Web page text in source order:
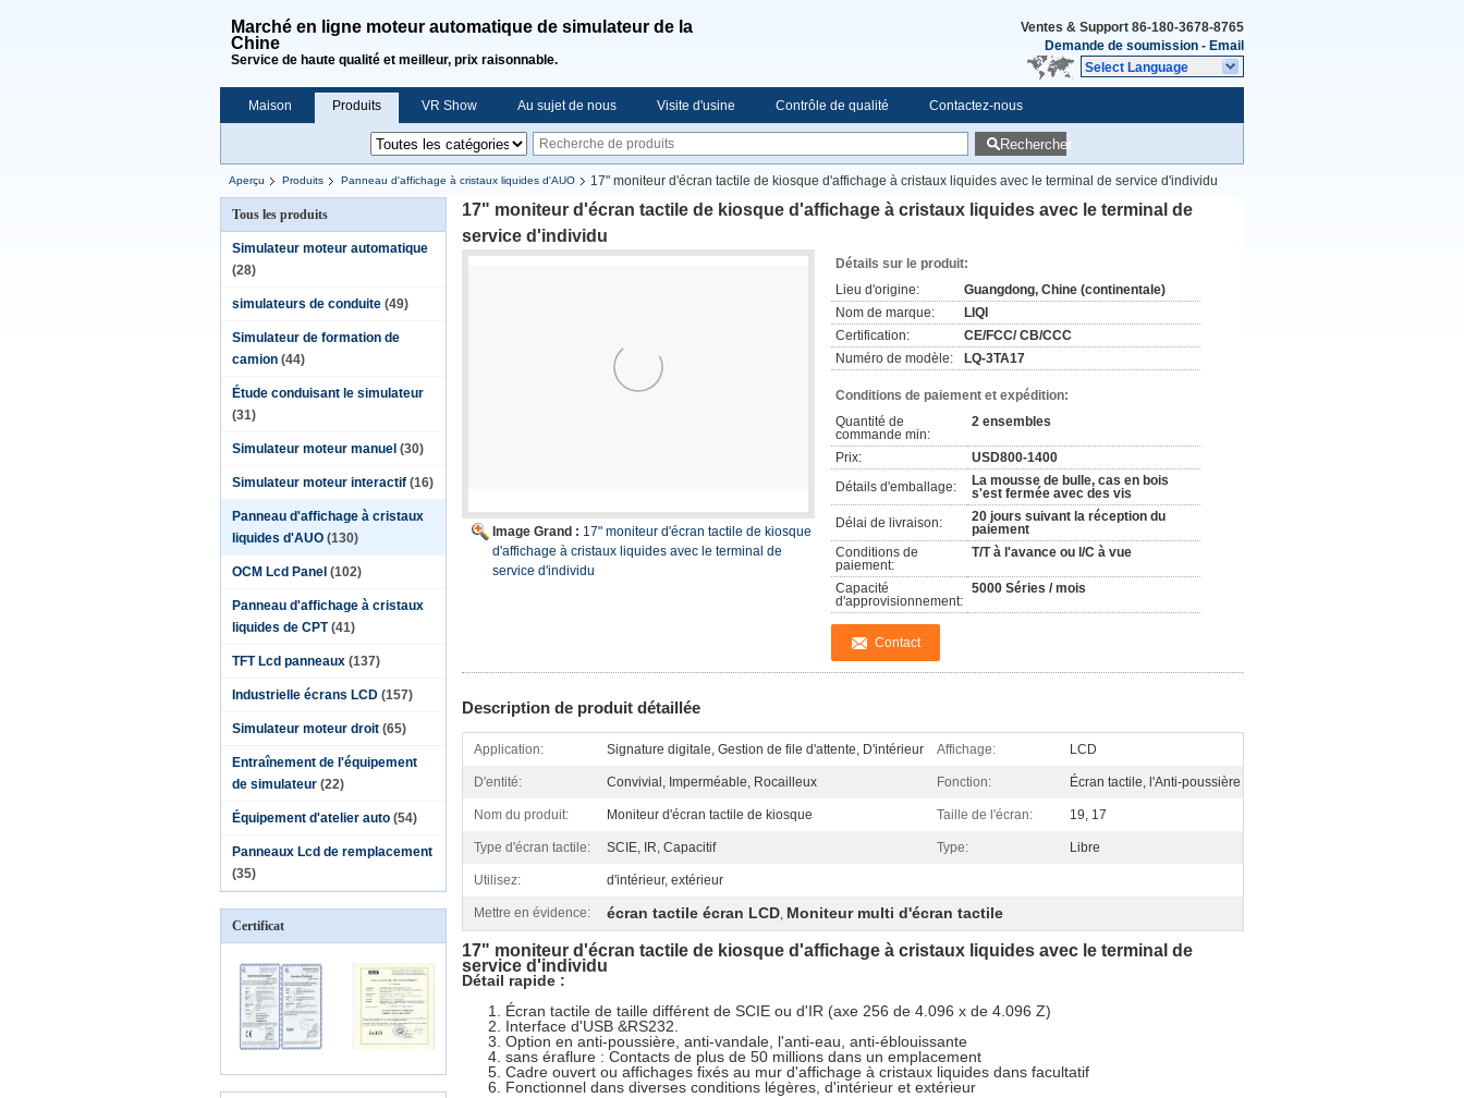
Marché en ligne moteur automatique de simulateur de la
Chine
Service de haute qualité et meilleur, prix raisonnable.
Ventes & Support 86-180-3678-8765
Demande de soumission - Email
Select Language
Maison Produits VR Show Au sujet de nous Visite d'usine Contrôle de qualité Contactez-nous
Demande de soumission Rechercher
Aperçu Produits Panneau d'affichage à cristaux liquides d'AUO 17" moniteur d'écran tactile de kiosque d'affichage à cristaux liquides avec le terminal de service d'individu
Tous les produits
Simulateur moteur automatique
(28)
simulateurs de conduite (49)
Simulateur de formation de
camion (44)
Étude conduisant le simulateur
(31)
Simulateur moteur manuel (30)
Simulateur moteur interactif (16)
Panneau d'affichage à cristaux
liquides d'AUO (130)
OCM Lcd Panel (102)
Panneau d'affichage à cristaux
liquides de CPT (41)
TFT Lcd panneaux (137)
Industrielle écrans LCD (157)
Simulateur moteur droit (65)
Entraînement de l'équipement
de simulateur (22)
Équipement d'atelier auto (54)
Panneaux Lcd de remplacement
(35)
Certificat
17" moniteur d'écran tactile de kiosque d'affichage à cristaux liquides avec le terminal de
service d'individu
Image Grand : 17" moniteur d'écran tactile de kiosque
d'affichage à cristaux liquides avec le terminal de
service d'individu
Détails sur le produit:
Lieu d'origine:
Guangdong, Chine (continentale)
Nom de marque:
LIQI
Certification:
CE/FCC/ CB/CCC
Numéro de modèle:
LQ-3TA17
Conditions de paiement et expédition:
Quantité de
commande min:
2 ensembles
Prix:
USD800-1400
Détails d'emballage:
La mousse de bulle, cas en bois
s'est fermée avec des vis
Délai de livraison:
20 jours suivant la réception du
paiement
Conditions de
paiement:
T/T à l'avance ou l/C à vue
Capacité
d'approvisionnement:
5000 Séries / mois
Contact
Description de produit détaillée
Application: Signature digitale, Gestion de file d'attente, D'intérieur Affichage: LCD
D'entité: Convivial, Imperméable, Rocailleux Fonction: Écran tactile, l'Anti-poussière
Nom du produit: Moniteur d'écran tactile de kiosque Taille de l'écran: 19, 17
Type d'écran tactile: SCIE, IR, Capacitif Type: Libre
Utilisez: d'intérieur, extérieur
Mettre en évidence: écran tactile écran LCD, Moniteur multi d'écran tactile
17" moniteur d'écran tactile de kiosque d'affichage à cristaux liquides avec le terminal de
service d'individu
Détail rapide :
Écran tactile de taille différent de SCIE ou d'IR (axe 256 de 4.096 x de 4.096 Z)
Interface d'USB &RS232.
Option en anti-poussière, anti-vandale, l'anti-eau, anti-éblouissante
sans éraflure : Contacts de plus de 50 millions dans un emplacement
Cadre ouvert ou affichages fixés au mur d'affichage à cristaux liquides dans facultatif
Fonctionnel dans diverses conditions légères, d'intérieur et extérieur